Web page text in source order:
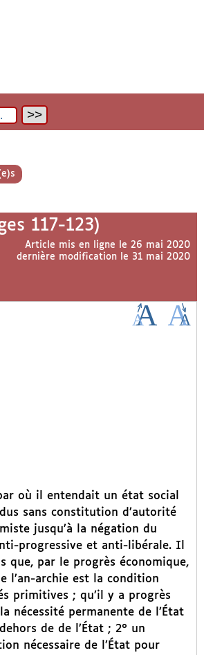
117-123)
Article mis en ligne le 26 mai 2020
dernière modification le 31 mai 2020
où il entendait un état social
sans constitution d’autorité
jusqu’à la négation du
progressive et anti-libérale. Il
que, par le progrès économique,
l’an-archie est la condition
primitives ; qu’il y a progrès
nécessité permanente de l’État
de de l’État ; 2° un
nécessaire de l’État pour